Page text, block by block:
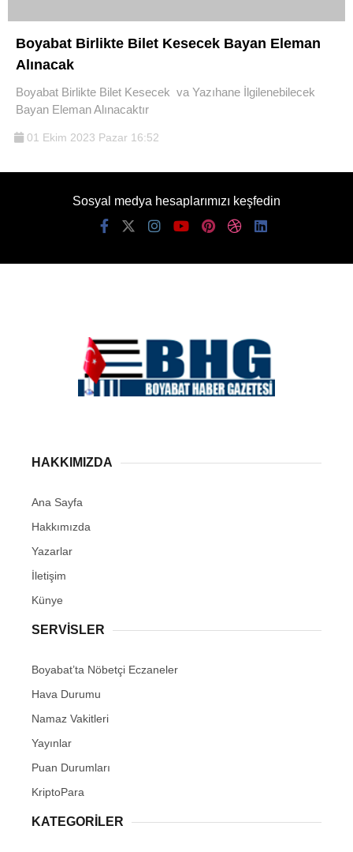
Boyabat Birlikte Bilet Kesecek Bayan Eleman
Alınacak
Boyabat Birlikte Bilet Kesecek va Yazıhane İlgilenebilecek
Bayan Eleman Alınacaktır
01 Ekim 2023 Pazar 16:52
Sosyal medya hesaplarımızı keşfedin
HAKKIMIZDA
Ana Sayfa
Hakkımızda
Yazarlar
İletişim
Künye
SERVISLER
Boyabat’ta Nöbetçi Eczaneler
Hava Durumu
Namaz Vakitleri
Yayınlar
Puan Durumları
KriptoPara
KATEGORILER